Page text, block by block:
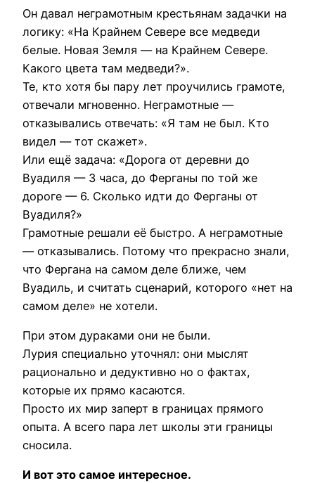
Он давал неграмотным крестьянам задачки на
логику: «На Крайнем Севере все медведи
белые. Новая Земля — на Крайнем Севере.
Какого цвета там медведи?».
Те, кто хотя бы пару лет проучились грамоте,
отвечали мгновенно. Неграмотные —
отказывались отвечать: «Я там не был. Кто
видел — тот скажет».
Или ещё задача: «Дорога от деревни до
Вуадиля — 3 часа, до Ферганы по той же
дороге — 6. Сколько идти до Ферганы от
Вуадиля?»
Грамотные решали её быстро. А неграмотные
— отказывались. Потому что прекрасно знали,
что Фергана на самом деле ближе, чем
Вуадиль, и считать сценарий, которого «нет на
самом деле» не хотели.
При этом дураками они не были.
Лурия специально уточнял: они мыслят
рационально и дедуктивно но о фактах,
которые их прямо касаются.
Просто их мир заперт в границах прямого
опыта. А всего пара лет школы эти границы
сносила.
И вот это самое интересное.